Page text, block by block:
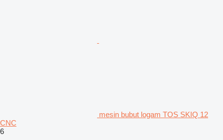
mesin bubut logam TOS SKIQ 12
CNC
6